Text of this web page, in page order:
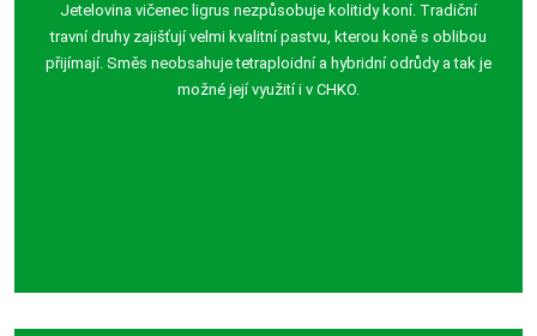
Jetelovina vičenec ligrus nezpůsobuje kolitidy koní. Tradiční
travní druhy zajišťují velmi kvalitní pastvu, kterou koně s oblibou
přijímají. Směs neobsahuje tetraploidní a hybridní odrůdy a tak je
možné její využití i v CHKO.